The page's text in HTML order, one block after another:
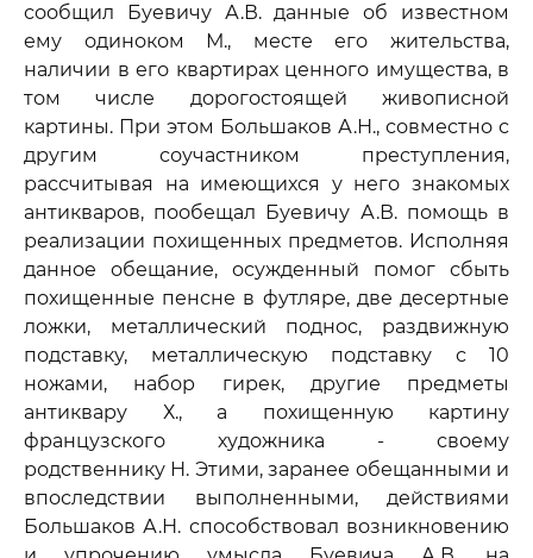
сообщил Буевичу А.В. данные об известном
ему одиноком М., месте его жительства,
наличии в его квартирах ценного имущества, в
том числе дорогостоящей живописной
картины. При этом Большаков А.Н., совместно с
другим соучастником преступления,
рассчитывая на имеющихся у него знакомых
антикваров, пообещал Буевичу А.В. помощь в
реализации похищенных предметов. Исполняя
данное обещание, осужденный помог сбыть
похищенные пенсне в футляре, две десертные
ложки, металлический поднос, раздвижную
подставку, металлическую подставку с 10
ножами, набор гирек, другие предметы
антиквару Х., а похищенную картину
французского художника - своему
родственнику Н. Этими, заранее обещанными и
впоследствии выполненными, действиями
Большаков А.Н. способствовал возникновению